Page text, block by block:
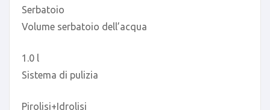
Serbatoio
Volume serbatoio dell’acqua
1.0 l
Sistema di pulizia
Pirolisi+Idrolisi